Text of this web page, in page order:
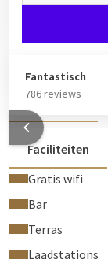
Fantastisch
786 reviews
Faciliteiten
Gratis wifi
Bar
Terras
Laadstations